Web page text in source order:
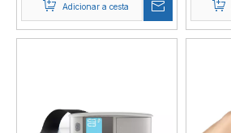
Adicionar a cesta